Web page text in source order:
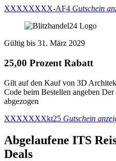
XXXXXXXX-AF4 Gutschein
Gültig bis 31. März 2029
25,00 Prozent Rabatt
Gilt auf den Kauf von 3D
Code beim Bestellen angeben
abgezogen
XXXXXXXkt25 Gutschein
Abgelaufene ITS
Deals